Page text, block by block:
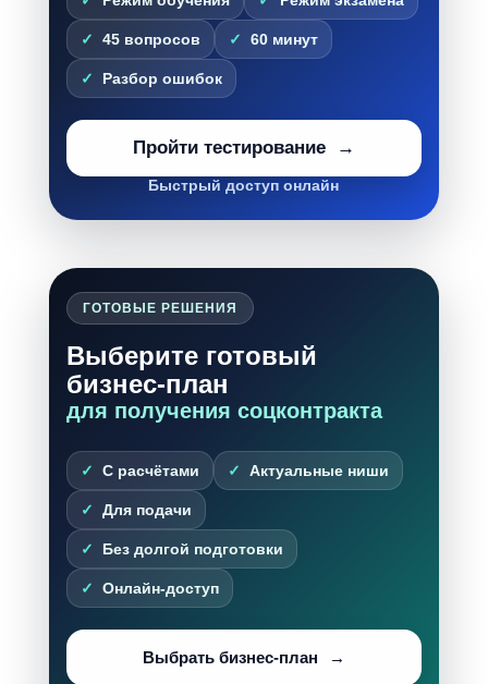
45 вопросов 60 минут
Разбор ошибок
Пройти тестирование
Быстрый доступ онлайн
ГОТОВЫЕ РЕШЕНИЯ
Выберите готовый
бизнес-план
для получения соцконтракта
С расчётами Актуальные ниши
Для подачи
Без долгой подготовки
Онлайн-доступ
Выбрать бизнес-план